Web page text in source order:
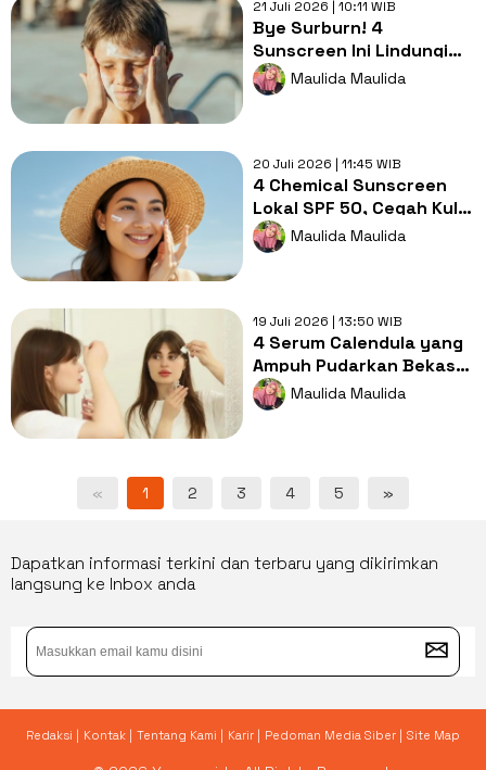
21 Juli 2026 | 10:11 WIB
Bye Surburn! 4
Sunscreen Ini Lindungi
Kulit Anak dari Terik Sinar
Matahari
Maulida Maulida
20 Juli 2026 | 11:45 WIB
4 Chemical Sunscreen
Lokal SPF 50, Cegah Kulit
Belang Akibat Cuaca
Panas
Maulida Maulida
19 Juli 2026 | 13:50 WIB
4 Serum Calendula yang
Ampuh Pudarkan Bekas
Jerawat PIE dan
Lembapkan Kulit
Maulida Maulida
« 1 2 3 4 5 »
Dapatkan informasi terkini dan terbaru yang dikirimkan
langsung ke Inbox anda
Redaksi | Kontak | Tentang Kami | Karir | Pedoman Media Siber | Site Map